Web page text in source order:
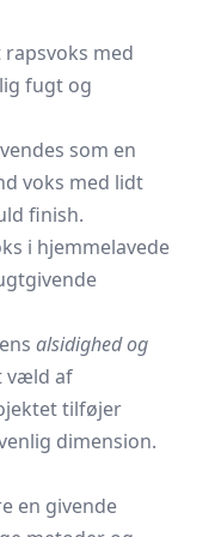
med
fugt og
som en
voks med lidt
finish.
i hjemmelavede
alsidighed og
væld af
tilføjer
dimension.
en givende